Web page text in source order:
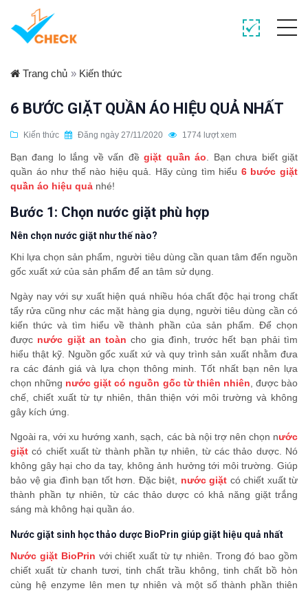
Trang chủ » Kiến thức
6 BƯỚC GIẶT QUẦN ÁO HIỆU QUẢ NHẤT
Kiến thức Đăng ngày 27/11/2020 1774 lượt xem
Bạn đang lo lắng về vấn đềgiặt quần áo . Bạn chưa biết giặt
quần áo như thế nào hiệu quả. Hãy cùng tìm hiểu 6 bước giặt
quần áo hiệu quả nhé!
Bước 1: Chọn nước giặt phù hợp
Nên chọn nước giặt như thế nào?
Khi lựa chọn sản phẩm, người tiêu dùng cần quan tâm đến nguồn
gốc xuất xứ của sản phẩm để an tâm sử dụng.
Ngày nay với sự xuất hiện quá nhiều hóa chất độc hại trong chất
tẩy rửa cũng như các mặt hàng gia dụng, người tiêu dùng cần có
kiến thức và tìm hiểu về thành phần của sản phẩm. Để chọn
được nước giặt an toàn cho gia đình, trước hết bạn phải tìm
hiểu thật kỹ. Nguồn gốc xuất xứ và quy trình sản xuất nhằm đưa
ra các đánh giá và lựa chọn thông minh. Tốt nhất bạn nên lựa
chọn những nước giặt có nguồn gốc từ thiên nhiên , được bào
chế, chiết xuất từ tự nhiên, thân thiện với môi trường và không
gây kích ứng.
Ngoài ra, với xu hướng xanh, sạch, các bà nội trợ nên chọn nước
giặtcó chiết xuất từ thành phần tự nhiên, từ các thảo dược. Nó
không gây hại cho da tay, không ảnh hưởng tới môi trường. Giúp
bảo vệ gia đình bạn tốt hơn. Đặc biệt, nước giặt có chiết xuất từ
thành phần tự nhiên, từ các thảo dược có khả năng giặt trắng
sáng mà không hại quần áo.
Nước giặt sinh học thảo dược BioPrin giúp giặt hiệu quả nhất
Nước giặt BioPrin với chiết xuất từ tự nhiên. Trong đó bao gồm
chiết xuất từ chanh tươi, tinh chất trầu không, tinh chất bồ hòn
cùng hệ enzyme lên men tự nhiên và một số thành phần thiên